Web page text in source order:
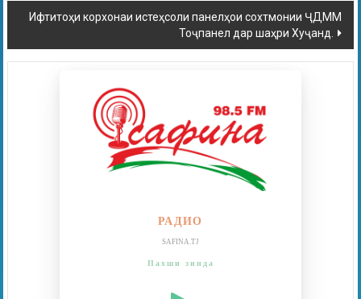
Ифтитоҳи корхонаи истеҳсоли панелҳои сохтмонии ҶДММ
Тоҷпанел дар шаҳри Хуҷанд.
РАДИО
SAFINA.TJ
Пахши зинда